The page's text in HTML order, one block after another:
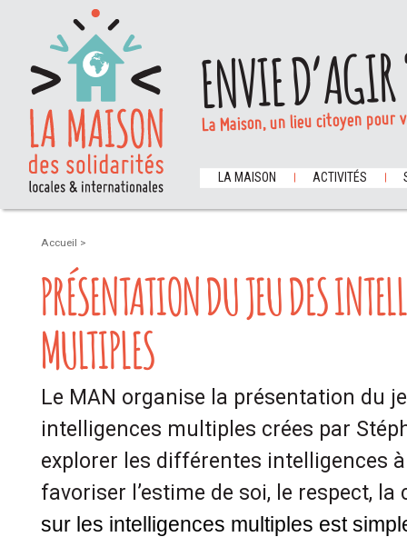
ENVIE
La Maison, un lieu citoyen
LA MAISON ACTIVITÉS
Accueil >
PRÉSENTATION DU JEU DES
MULTIPLES
Le MAN organise la présentation du
intelligences multiples crées par
explorer les différentes intelligences
favoriser l’estime de soi, le respect,
sur les intelligences multiples est